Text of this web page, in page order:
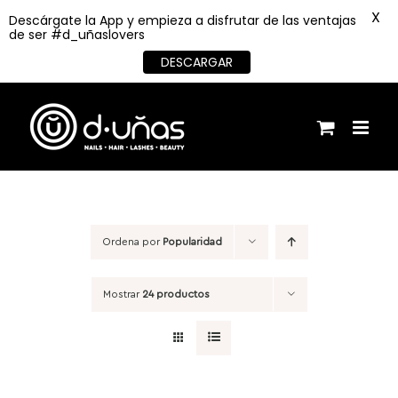
contenido
Ordena por Popularidad
Mostrar 24 productos
Descárgate la App y empieza a disfrutar de las ventajas
de ser #d_uñaslovers
DESCARGAR
X